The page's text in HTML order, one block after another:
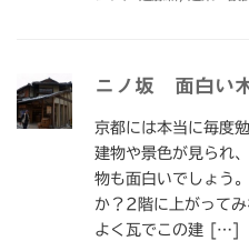
ニノ坂 面白い
京都には本当に毎度
建物や景色が見られ
物も面白いでしょう
か？2階に上がってみ
よく瓦でこの建 […]